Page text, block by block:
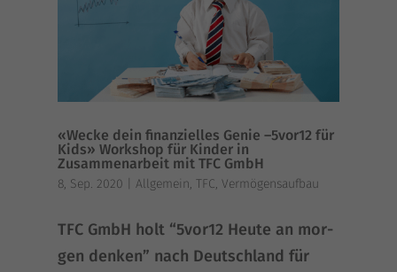
«Wecke dein finanzielles Genie –5vor12 für
Kids» Workshop für Kinder in
Zusammenarbeit mit TFC GmbH
8, Sep. 2020 Allgemein, TFC, Vermögensaufbau
TFC GmbH holt “5vor12 Heu­te an mor­
gen den­ken” nach Deutsch­land für